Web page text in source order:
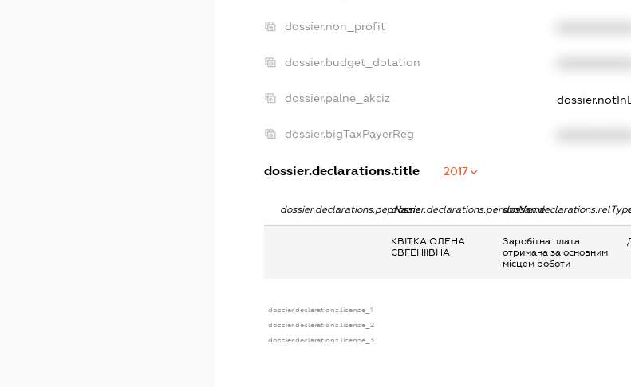
dossier.non_profit
dossier.budget_dotation
dossier.palne_akciz
dossier.bigTaxPayerReg
dossier.declarations.title 2017
dossier.declarations.pepNamedossier.declarations.personName
КВІТКА ОЛЕНА
ЄВГЕНІЇВНА
Заробітна плата
отримана за основним
місцем роботи
dossier.declarations.license_1
dossier.declarations.license_2
dossier.declarations.license_3